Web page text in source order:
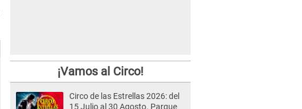
¡Vamos al Circo!
Circo de las Estrellas 2026: del
15 Julio al 30 Agosto. Parque